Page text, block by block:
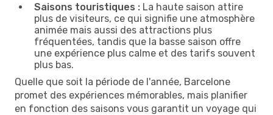
Saisons touristiques : La haute saison attire
plus de visiteurs, ce qui signifie une atmosphère
animée mais aussi des attractions plus
fréquentées, tandis que la basse saison offre
une expérience plus calme et des tarifs souvent
plus bas.
Quelle que soit la période de l'année, Barcelone
promet des expériences mémorables, mais planifier
en fonction des saisons vous garantit un voyage qui